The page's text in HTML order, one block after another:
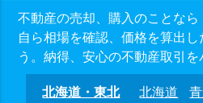
不動産の売却、購入のことなら
自ら相場を確認、価格を算出
う。納得、安心の不動産取引を
北海道・東北 北海道